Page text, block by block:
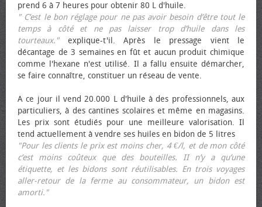
prend 6 à 7 heures pour obtenir 80 L d'huile.
" C’est le bon réglage pour ne pas avoir besoin d’être tout le
temps à côté et ne pas laisser trop d’huile dans les
tourteaux."explique-t'il. Après le pressage vient le
décantage de 3 semaines en fût et aucun produit chimique
comme l'hexane n'est utilisé. Il a fallu ensuite démarcher,
se faire connaître, constituer un réseau de vente.
A ce jour il vend 20.000 L d'huile à des professionnels, aux
particuliers, à des cantines scolaires et même en magasins.
Les prix sont étudiés pour une meilleure valorisation. Il
tend actuellement à vendre ses huiles en bidon de 5 litres
"Pour les clients le prix est moins cher, 4 €/l, et de mon côté
c’est moins coûteux que des bouteilles. II n’y a qu’une
étiquette, et les bidons sont réutilisables. En trois voyages
aller-retour de la ferme au consommateur, un bidon est
amorti."